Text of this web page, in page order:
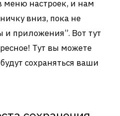
меню настроек, и нам
вниз, пока не
приложения”. Вот тут
Тут вы можете
сохраняться ваши